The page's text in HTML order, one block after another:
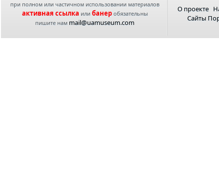
при полном или частичном использовании материалов
активная ссылка или банеробязательны
пишите нам mail@uamuseum.com
О проекте
Сайты